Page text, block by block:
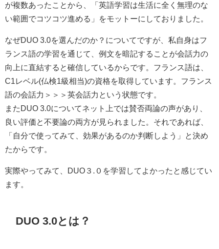
が複数あったことから、「英語学習は生活に全く無理のな
い範囲でコツコツ進める」をモットーにしておりました。
なぜDUO 3.0を選んだのか？についてですが、私自身はフ
ランス語の学習を通じて、例文を暗記することが会話力の
向上に直結すると確信しているからです。フランス語は、
C1レベル(仏検1級相当)の資格を取得しています。フランス
語の会話力＞＞＞英会話力という状態です。
またDUO 3.0についてネット上では賛否両論の声があり、
良い評価と不要論の両方が見られました。それであれば、
「自分で使ってみて、効果があるのか判断しよう」と決め
たからです。
実際やってみて、DUO３.０を学習してよかったと感じてい
ます。
DUO 3.0とは？